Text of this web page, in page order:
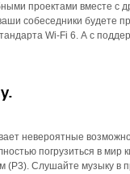
проектами вместе с
собеседники будете
Wi‑Fi 6. А с
невероятные
погрузиться в
(P3). Слушайте музыку в